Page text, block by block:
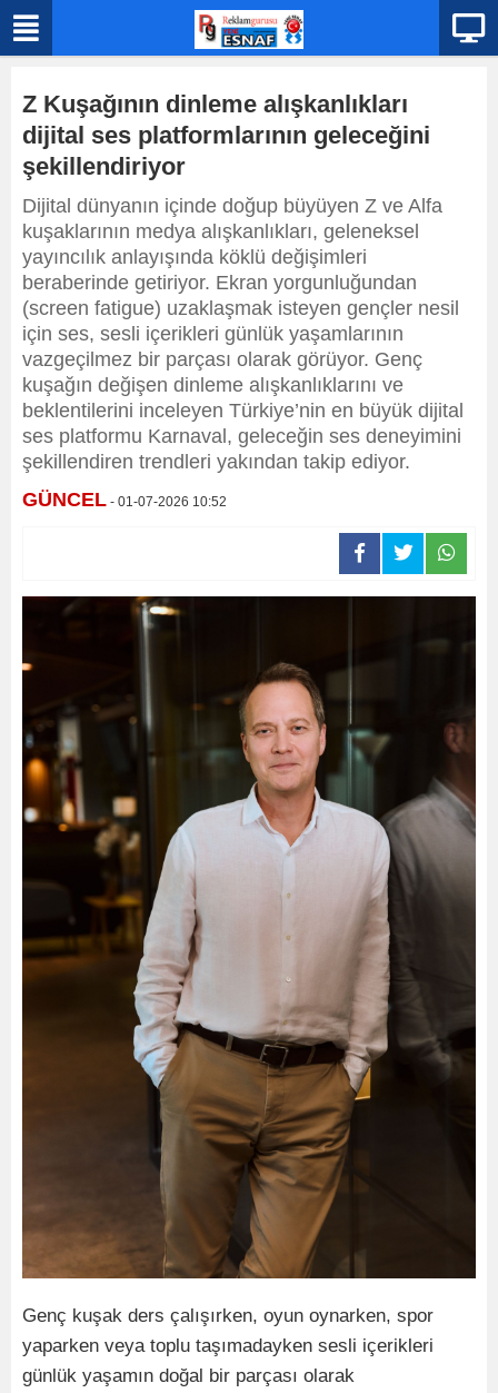
Z Kuşağının dinleme alışkanlıkları
dijital ses platformlarının geleceğini
şekillendiriyor
Dijital dünyanın içinde doğup büyüyen Z ve Alfa
kuşaklarının medya alışkanlıkları, geleneksel
yayıncılık anlayışında köklü değişimleri
beraberinde getiriyor. Ekran yorgunluğundan
(screen fatigue) uzaklaşmak isteyen gençler nesil
için ses, sesli içerikleri günlük yaşamlarının
vazgeçilmez bir parçası olarak görüyor. Genç
kuşağın değişen dinleme alışkanlıklarını ve
beklentilerini inceleyen Türkiye’nin en büyük dijital
ses platformu Karnaval, geleceğin ses deneyimini
şekillendiren trendleri yakından takip ediyor.
GÜNCEL - 01-07-2026 10:52
Genç kuşak ders çalışırken, oyun oynarken, spor
yaparken veya toplu taşımadayken sesli içerikleri
günlük yaşamın doğal bir parçası olarak